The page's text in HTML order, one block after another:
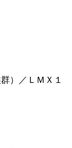
）／ＬＭＸ１